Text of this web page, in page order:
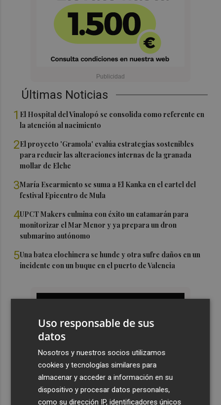
Últimas Noticias
1 El Hospital del Vinalopó se consolida como referente en
la atención al nacimiento
2El proyecto 'Gramola' evalúa estrategias sostenibles
para reducir las alteraciones internas de la granada
mollar de Elche
3María Escarmiento se suma a El Kanka en el cartel del
festival Epicentro de Mula
4UPCT Makers culmina con éxito un catamarán para
monitorizar el Mar Menor y ya prepara un dron
submarino autónomo
5Una batea clochinera se hunde y otra sufre daños en un
incidente con un buque en el puerto de Valencia
Uso responsable de sus
datos
Nosotros y nuestros socios utilizamos
cookies y tecnologías similares para
almacenar y acceder a información en su
dispositivo y procesar datos personales,
como su dirección IP, identificadores únicos